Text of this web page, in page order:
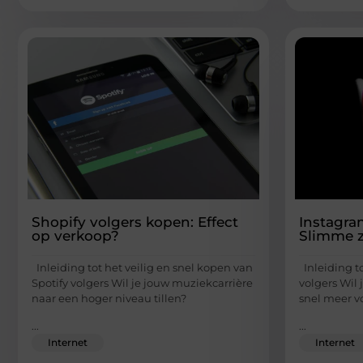
Shopify volgers kopen: Effect
op verkoop?
Inleiding tot het veilig en snel kopen van
Spotify volgers Wil je jouw muziekcarrière
naar een hoger niveau tillen?
Internet
Slimme
Inleiding
volgers Wil
snel meer
Internet